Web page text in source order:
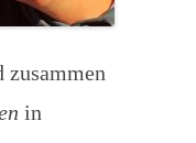
zusammen
in